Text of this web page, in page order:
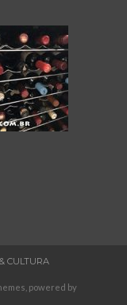
CULTURA
powered by